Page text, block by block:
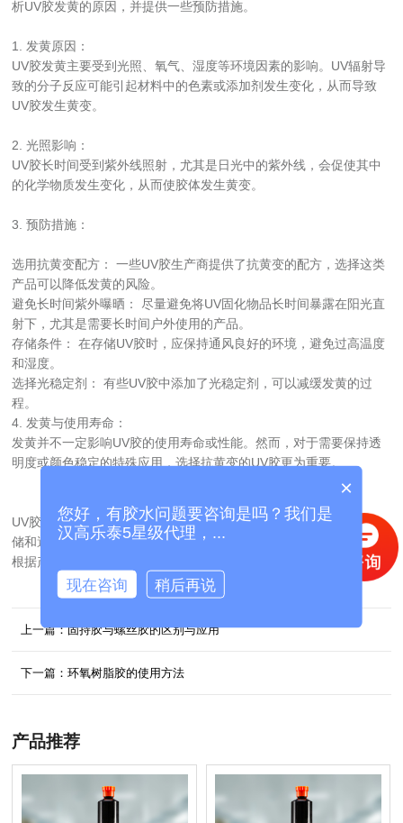
析UV胶发黄的原因，并提供一些预防措施。
1. 发黄原因：
UV胶发黄主要受到光照、氧气、湿度等环境因素的影响。UV辐射导
致的分子反应可能引起材料中的色素或添加剂发生变化，从而导致
UV胶发生黄变。
2. 光照影响：
UV胶长时间受到紫外线照射，尤其是日光中的紫外线，会促使其中
的化学物质发生变化，从而使胶体发生黄变。
3. 预防措施：
选用抗黄变配方： 一些UV胶生产商提供了抗黄变的配方，选择这类
产品可以降低发黄的风险。
避免长时间紫外曝晒： 尽量避免将UV固化物品长时间暴露在阳光直
射下，尤其是需要长时间户外使用的产品。
存储条件： 在存储UV胶时，应保持通风良好的环境，避免过高温度
和湿度。
选择光稳定剂： 有些UV胶中添加了光稳定剂，可以减缓发黄的过
程。
4. 发黄与使用寿命：
发黄并不一定影响UV胶的使用寿命或性能。然而，对于需要保持透
明度或颜色稳定的特殊应用，选择抗黄变的UV胶更为重要。
UV胶发黄是一个普遍的现象，但可以通过选择合适的产品、妥善存
储和避免长时间紫外曝晒等方式来减缓发黄的过程。在具体应用中，
根据产品的特性和要求选择合适的UV胶是关键。
上一篇：固持胶与螺丝胶的区别与应用
下一篇：环氧树脂胶的使用方法
产品推荐
×
您好，有胶水问题要咨询是吗？我们是
汉高乐泰5星级代理，...
现在咨询 稍后再说